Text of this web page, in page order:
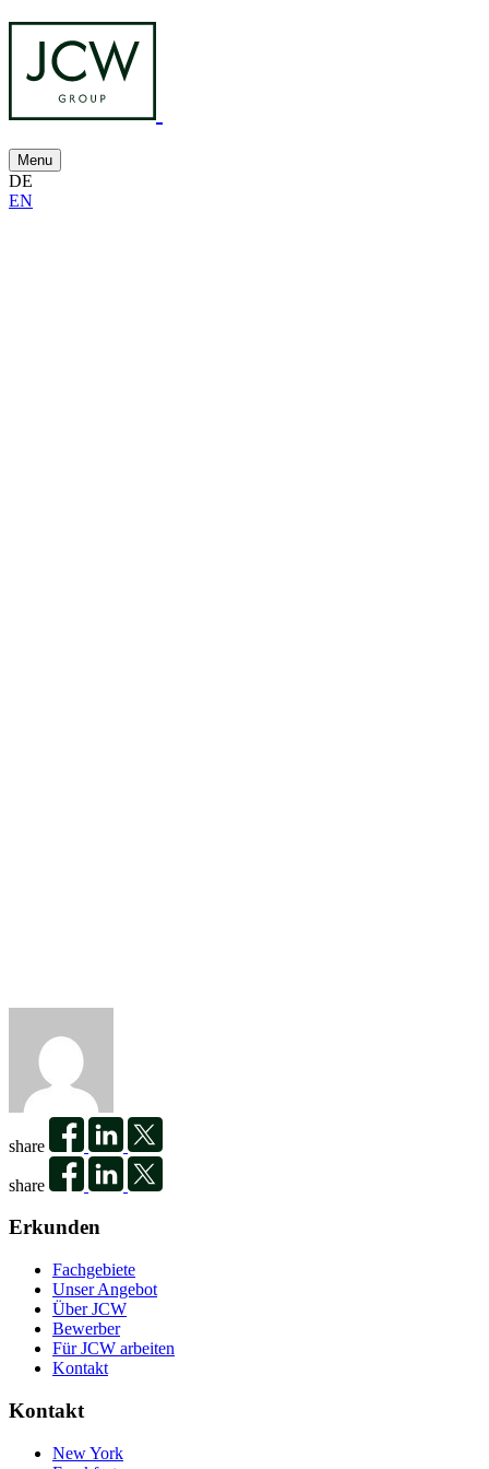
Menu
DE
EN
share
share
Erkunden
Fachgebiete
Unser Angebot
Über JCW
Bewerber
Für JCW arbeiten
Kontakt
Kontakt
New York